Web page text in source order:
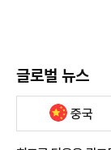
글로벌 뉴스
중국